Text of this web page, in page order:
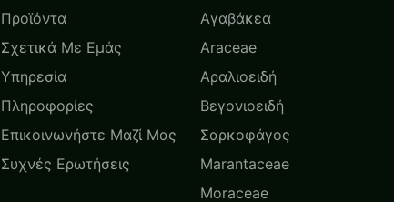
Προϊόντα
Σχετικά Με Εμάς
Υπηρεσία
Πληροφορίες
Επικοινωνήστε Μαζί Μας
Συχνές Ερωτήσεις
Αγαβάκεα
Araceae
Αραλιοειδή
Βεγονιοειδή
Σαρκοφάγος
Marantaceae
Moraceae